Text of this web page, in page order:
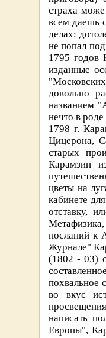
страха
всем даешь
делах:
не попал
1795 годов
изданные
довольно
названием
нечто в
1798 г.
Цицерона,
старых
Карамзин
цветы на
кабинете
отставку,
посланий к
Журнале"
(1802 - 03)
похвальное
во вкус
написать
Европы",